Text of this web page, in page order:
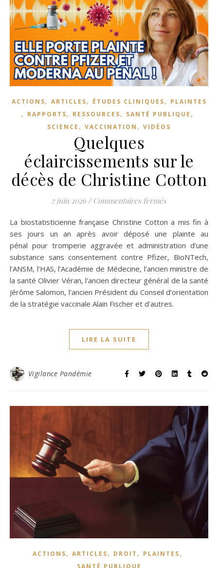
ACTIONS, ARTICLES, ÉTUDES CLINIQUES, PLAINTES
, RAPPORTS, RESSOURCES, SANTÉ PUBLIQUE ,
SCIENCE , VACCINATION , VIDÉOS
Quelques
éclaircissements sur le
décès de Christine Cotton
7 juin 2026 / Commentaires ferméssur Quelques
La biostatisticienne française Christine Cotton a mis fin à
ses jours un an après avoir déposé une plainte au
pénal pour tromperie aggravée et administration d’une
substance sans consentement contre Pfizer, BioNTech,
l’ANSM, l’HAS, l’Académie de Médecine, l'ancien ministre de
la santé Olivier Véran, l'ancien directeur général de la santé
Jérôme Salomon, l'ancien Président du Conseil d’orientation
de la stratégie vaccinale Alain Fischer et d'autres.
LIRE LA SUITE
Vigilance Pandémie
ACTIONS, ARTICLES, DROIT , PLAINTES,